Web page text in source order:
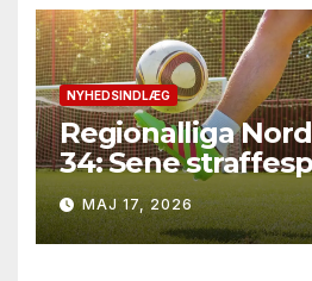
NYHEDSINDLÆG
Regionalliga
34: Sene
vending i Leipzig
firkantsopvisning
MAJ 17, 2026